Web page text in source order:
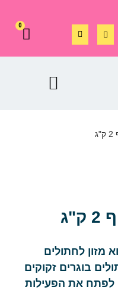
0
מזון לחתולים
בוגרים זקוקים
לפתח את הפעילות